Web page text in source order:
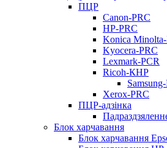
ПЦР
Canon-PRC
HP-PRC
Konica
Kyocera-PRC
Lexmark-PCR
Ricoh-КНР
Xerox-PRC
ПЦР-адзінка
Блок харчавання
Блок харчавання